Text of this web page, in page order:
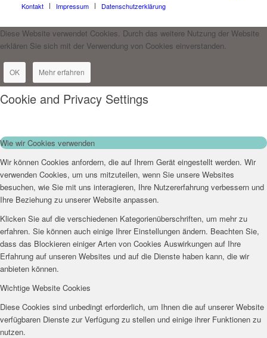
Kontakt
Impressum Datenschutzerklärung
Diese Website verwendet Cookies. Durch das weitere Nutzung der Website
erklären Sie sich mit der Verwendung von Cookies einverstanden.
OK Mehr erfahren
Cookie and Privacy Settings
Wie wir Cookies verwenden
Wir können Cookies anfordern, die auf Ihrem Gerät eingestellt werden. Wir
verwenden Cookies, um uns mitzuteilen, wenn Sie unsere Websites
besuchen, wie Sie mit uns interagieren, Ihre Nutzererfahrung verbessern und
Ihre Beziehung zu unserer Website anpassen.
Klicken Sie auf die verschiedenen Kategorienüberschriften, um mehr zu
erfahren. Sie können auch einige Ihrer Einstellungen ändern. Beachten Sie,
dass das Blockieren einiger Arten von Cookies Auswirkungen auf Ihre
Erfahrung auf unseren Websites und auf die Dienste haben kann, die wir
anbieten können.
Wichtige Website Cookies
Diese Cookies sind unbedingt erforderlich, um Ihnen die auf unserer Website
verfügbaren Dienste zur Verfügung zu stellen und einige ihrer Funktionen zu
nutzen.